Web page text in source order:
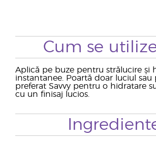
Cum se
Aplică pe buze pentru strălucire și
instantanee. Poartă doar luciul sau
preferat Savvy pentru o hidratare
cu un finisaj lucios.